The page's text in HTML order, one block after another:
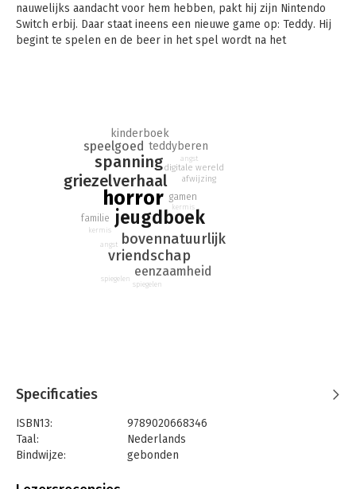
nauwelijks aandacht voor hem hebben, pakt hij zijn Nintendo
Switch erbij. Daar staat ineens een nieuwe game op: Teddy. Hij
begint te spelen en de beer in het spel wordt na het
teddybeer hier iets mee te maken?
horror
jeugdboek
griezelverhaal
spanning
bovennatuurlijk
vriendschap
speelgoed
eenzaamheid
kinderboek
teddyberen
gamen
familie
digitale wereld
afwijzing
spiegelen
kermis
angst
spiegelen
kermis
angst
Specificaties
ISBN13:
9789020668346
Taal:
Nederlands
Bindwijze:
gebonden